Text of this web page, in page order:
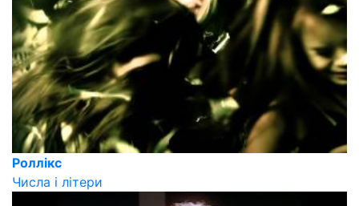
Роллікс
Числа і літери